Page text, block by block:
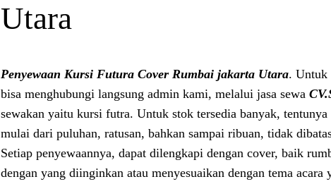
Utara
Penyewaan Kursi Futura Cover Rumbai jakarta Utara. Untuk
bisa menghubungi langsung admin kami, melalui jasa sewa
sewakan yaitu kursi futra. Untuk stok tersedia banyak,
mulai dari puluhan, ratusan, bahkan sampai ribuan, tidak
Setiap penyewaannya, dapat dilengkapi dengan cover, baik
dengan yang diinginkan atau menyesuaikan dengan tema acara